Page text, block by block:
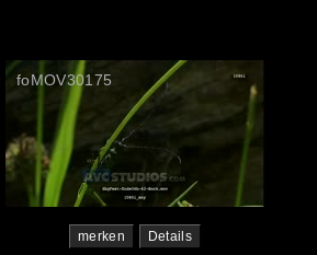
foMOV30175
merken Details